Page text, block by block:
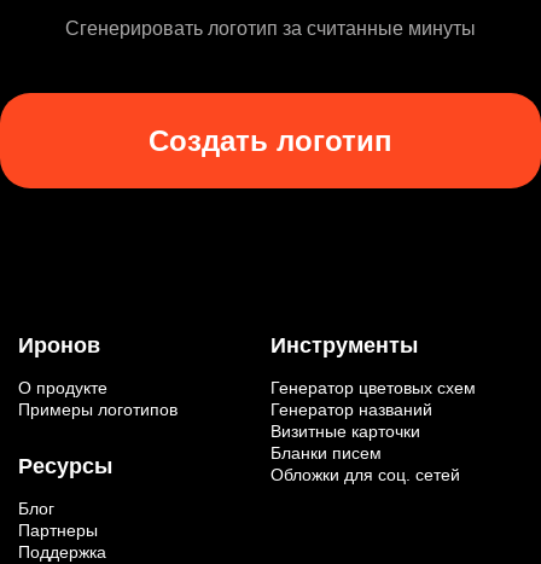
Сгенерировать логотип за считанные минуты
Создать логотип
Иронов
О продукте
Примеры логотипов
Ресурсы
Блог
Партнеры
Поддержка
Инструменты
Генератор цветовых схем
Генератор названий
Визитные карточки
Бланки писем
Обложки для соц. сетей